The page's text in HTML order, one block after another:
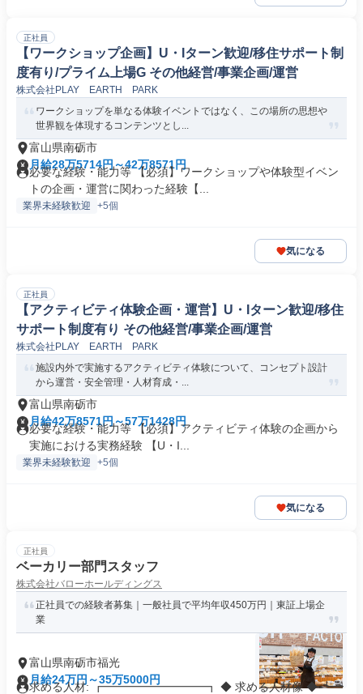
正社員
【ワークショップ企画】U・Iターン歓迎/移住サポート制
度有り/プライム上場G その他経営/事業企画/運営
株式会社PLAY EARTH PARK
ワークショップを単なる体験イベントではなく、この場所の思想や
世界観を体現するコンテンツとし...
富山県南砺市
月給28万5714円～42万8571円
必要な経験・能力等 【必須】ワークショップや体験型イベン
トの企画・運営に関わった経験【...
業界未経験歓迎 +5個
気になる
正社員
【アクティビティ体験企画・運営】U・Iターン歓迎/移住
サポート制度有り その他経営/事業企画/運営
株式会社PLAY EARTH PARK
施設内外で実施するアクティビティ体験について、コンセプト設計
から運営・安全管理・人材育成・...
富山県南砺市
月給42万8571円～57万1428円
必要な経験・能力等 【必須】アクティビティ体験の企画から
実施における実務経験 【U・I...
業界未経験歓迎 +5個
気になる
正社員
ベーカリー部門スタッフ
株式会社バローホールディングス
正社員での経験者募集｜一般社員で平均年収450万円｜東証上場企
業
富山県南砺市福光
月給24万円～35万5000円
求める人材: ┏━━━━━━━━━┓ ◆ 求める人材像 ◆ ┗━